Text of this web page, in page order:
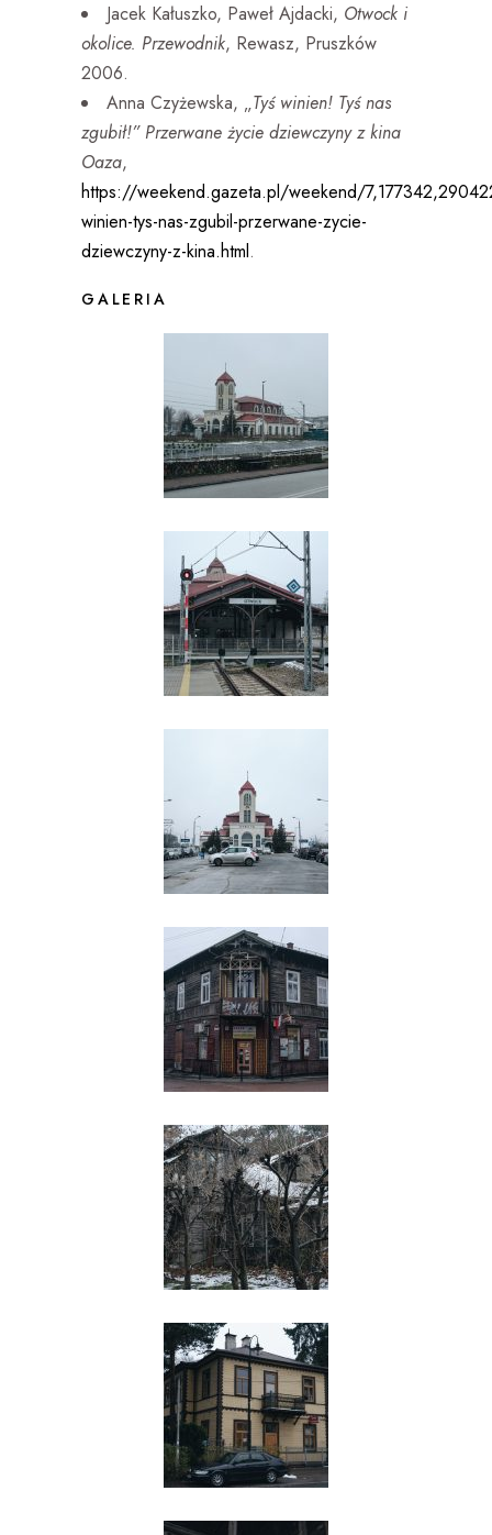
ludzi tylko jedna żona moja mogłaby,
choć nie powinna, mnie rozgrzeszyć.
Ale ona nie żyje […] Mało, żem ją
stracił, ale musiała mi zostać jeszcze
świadomość, że ja byłem jej katem,
który ją zaprowadził na śmierć”.
Narratorka: Żona Calela to Chana vel.
Anka z domu Nusfeld. Jedną z osób,
jest antropolożka Anna Czyżewska.
Anna Czyżewska: Anka pojawia się w
„Spowiedzi” właśnie jako żona, ale też
jako osoba, z powodu której Calel tę
spowiedź napisał. I mnie osobiście
zaciekawiło to, kim ona była. Bo ona
tylko osobą taką bezwładną,
odprowadzoną na rampę kolejową na
śmierć. Tylko była człowiekiem, który
miał swoje wspaniałe życia. I
zaciekawiło mnie, jakie to życie było.
Zbieg okoliczności był taki, że to życie
Narratorka: W losach Chany vel. Anki
odbija się otwocka historia. Jak to się
stało, że 30 kilometrów od stolicy
powstało zupełnie nowe miasto, dom
kilku tysięcy innych ludzi?
Dźwięk jadącego pociągu
Narratorka: Koniec XIX wieku,
Warszawa. Miasto rozrasta się w
zwiększa się ponad dziesięciokrotnie.
To efekt rewolucji przemysłowej, która
dociera tu z lekkim opóźnieniem.
Sebastian Rakowski: I ta linia otwocka
momencie, w którym po prostu była
potrzeba dla letnisk. Bo to na początku
się jako letnisko rozwijało. I o tyle ta
potrzeba była, ona dotyczyła nie tylko
Warszawy, tylko w ogóle dużych
aglomeracji, dużych miast. I w tym
Jacek Kałuszko, Paweł Ajdacki, Otwock i
okolice. Przewodnik, Rewasz, Pruszków
2006.
Anna Czyżewska, „Tyś winien! Tyś nas
zgubił!” Przerwane życie dziewczyny z kina
Oaza,
https://weekend.gazeta.pl/weekend/
winien-tys-nas-zgubil-przerwane-zycie-
dziewczyny-z-kina.html.
GALERIA